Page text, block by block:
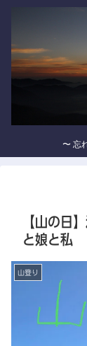
〜 忘
【山の日
と娘と私
山登り